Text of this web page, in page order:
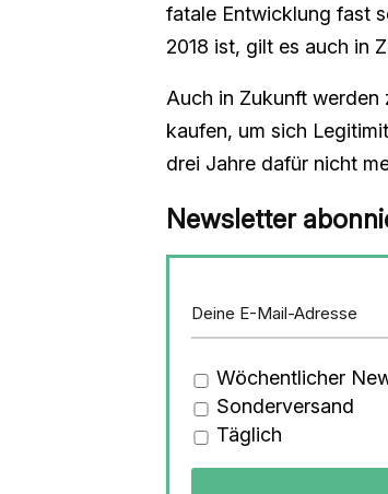
fatale Entwicklung fast
2018 ist, gilt es auch in
Auch in Zukunft werden
kaufen, um sich
drei Jahre dafür nicht
Newsletter
Wöchentlicher
Sonderversand
Täglich